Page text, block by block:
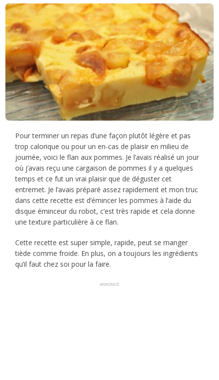
Pour terminer un repas d’une façon plutôt légère et pas
trop calorique ou pour un en-cas de plaisir en milieu de
journée, voici le flan aux pommes. Je l’avais réalisé un jour
où j’avais reçu une cargaison de pommes il y a quelques
temps et ce fut un vrai plaisir que de déguster cet
entremet. Je l’avais préparé assez rapidement et mon truc
dans cette recette est d’émincer les pommes à l’aide du
disque éminceur du robot, c’est très rapide et cela donne
une texture particulière à ce flan.
Cette recette est super simple, rapide, peut se manger
tiède comme froide. En plus, on a toujours les ingrédients
qu’il faut chez soi pour la faire.
ANNONCE